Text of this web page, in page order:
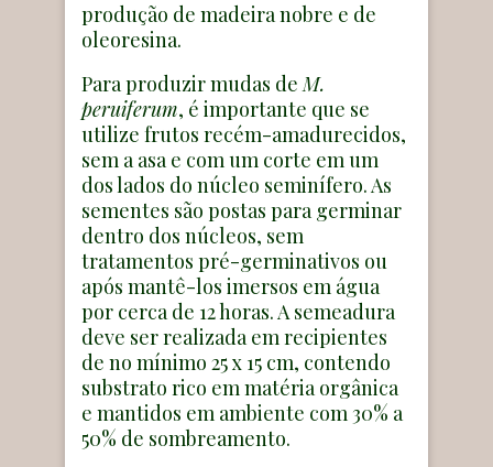
produção de madeira nobre e de
oleoresina.
Para produzir mudas de M.
peruiferum, é importante que se
utilize frutos recém-amadurecidos,
sem a asa e com um corte em um
dos lados do núcleo seminífero. As
sementes são postas para germinar
dentro dos núcleos, sem
tratamentos pré-germinativos ou
após mantê-los imersos em água
por cerca de 12 horas. A semeadura
deve ser realizada em recipientes
de no mínimo 25 x 15 cm, contendo
substrato rico em matéria orgânica
e mantidos em ambiente com 30% a
50% de sombreamento.